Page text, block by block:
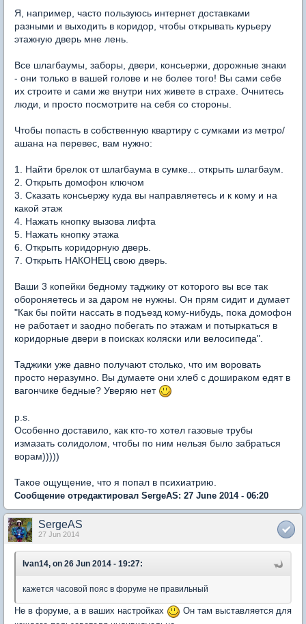
Я, например, часто пользуюсь интернет доставками
разными и выходить в коридор, чтобы открывать курьеру
этажную дверь мне лень.
Все шлагбаумы, заборы, двери, консьержи, дорожные знаки
- они только в вашей голове и не более того! Вы сами себе
их строите и сами же внутри них живете в страхе. Очнитесь
люди, и просто посмотрите на себя со стороны.
Чтобы попасть в собственную квартиру с сумками из метро/
ашана на перевес, вам нужно:
1. Найти брелок от шлагбаума в сумке... открыть шлагбаум.
2. Открыть домофон ключом
3. Сказать консьержу куда вы направляетесь и к кому и на
какой этаж
4. Нажать кнопку вызова лифта
5. Нажать кнопку этажа
6. Открыть коридорную дверь.
7. Открыть НАКОНЕЦ свою дверь.
Ваши 3 копейки бедному таджику от которого вы все так
обороняетесь и за даром не нужны. Он прям сидит и думает
"Как бы пойти нассать в подъезд кому-нибудь, пока домофон
не работает и заодно побегать по этажам и потыркаться в
коридорные двери в поисках коляски или велосипеда".
Таджики уже давно получают столько, что им воровать
просто неразумно. Вы думаете они хлеб с дошираком едят в
вагончике бедные? Уверяю нет
p.s.
Особенно доставило, как кто-то хотел газовые трубы
измазать солидолом, чтобы по ним нельзя было забраться
ворам)))))
Такое ощущение, что я попал в психиатрию.
Сообщение отредактировал SergeAS: 27 June 2014 - 06:20
SergeAS
27 Jun 2014
Ivan14, on 26 Jun 2014 - 19:27:
кажется часовой пояс в форуме не правильный
Не в форуме, а в ваших настройках
Он там выставляется для